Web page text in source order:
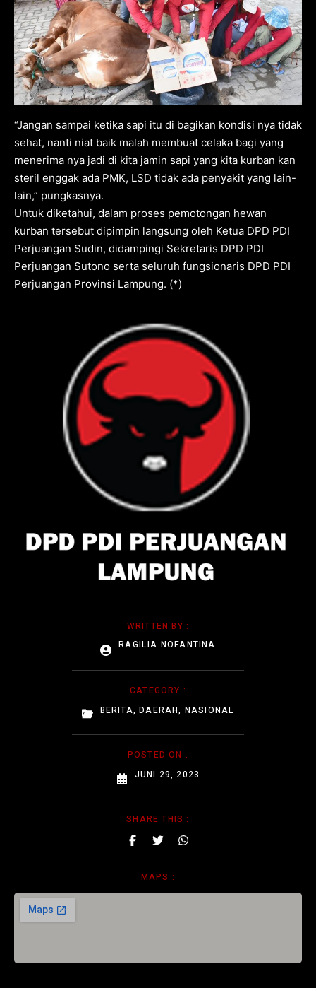
WRITTEN BY :
RAGILIA NOFANTINA
CATEGORY :
BERITA,DAERAH, NASIONAL
POSTED ON :
JUNI 29, 2023
SHARE THIS :
MAPS :
“Jangan sampai ketika sapi itu di bagikan kondisi nya tidak
sehat, nanti niat baik malah membuat celaka bagi yang
menerima nya jadi di kita jamin sapi yang kita kurban kan
steril enggak ada PMK, LSD tidak ada penyakit yang lain-
lain,” pungkasnya.
Untuk diketahui, dalam proses pemotongan hewan
kurban tersebut dipimpin langsung oleh Ketua DPD PDI
Perjuangan Sudin, didampingi Sekretaris DPD PDI
Perjuangan Sutono serta seluruh fungsionaris DPD PDI
Perjuangan Provinsi Lampung. (*)